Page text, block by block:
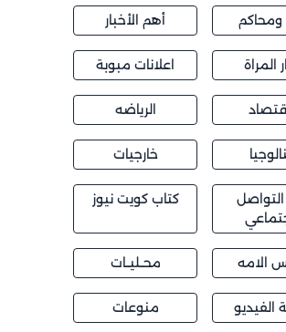
أهم الأخبار
المراة اعلانات مبوبة
الرياضه
خارجيات
التواصل
كتاب كويت نيوز
الامه محــليــات
الفيديو منوعات